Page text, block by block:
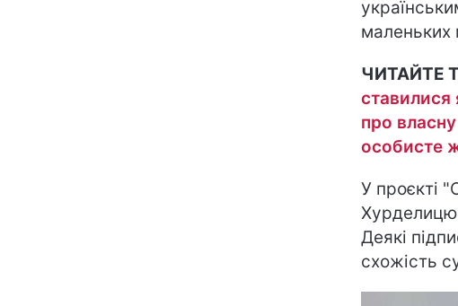
маленьких
ЧИТАЙТЕ
ставилися
про власну
особисте
У проєкті
Хурделицю
Деякі
схожість